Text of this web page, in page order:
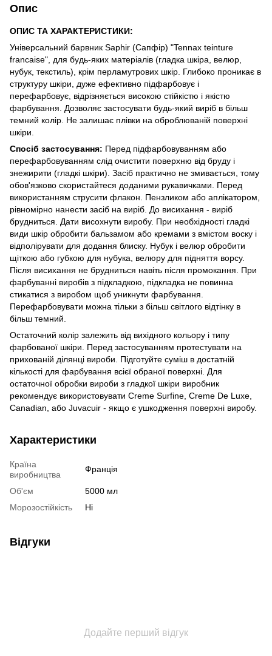
Опис
ОПИС ТА ХАРАКТЕРИСТИКИ:
Універсальний барвник Saphir (Сапфір) "Tennax teinture
francaise", для будь-яких матеріалів (гладка шкіра, велюр,
нубук, текстиль), крім перламутрових шкір. Глибоко проникає в
структуру шкіри, дуже ефективно підфарбовує і
перефарбовує, відрізняється високою стійкістю і якістю
фарбування. Дозволяє застосувати будь-який виріб в більш
темний колір. Не залишає плівки на оброблюваній поверхні
шкіри.
Спосіб застосування: Перед підфарбовуванням або
перефарбовуванням слід очистити поверхню від бруду і
знежирити (гладкі шкіри). Засіб практично не змивається, тому
обов'язково скористайтеся доданими рукавичками. Перед
використанням струсити флакон. Пензликом або аплікатором,
рівномірно нанести засіб на виріб. До висихання - виріб
брудниться. Дати висохнути виробу. При необхідності гладкі
види шкір обробити бальзамом або кремами з вмістом воску і
відполірувати для додання блиску. Нубук і велюр обробити
щіткою або губкою для нубука, велюру для підняття ворсу.
Після висихання не брудниться навіть після промокання. При
фарбуванні виробів з підкладкою, підкладка не повинна
стикатися з виробом щоб уникнути фарбування.
Перефарбовувати можна тільки з більш світлого відтінку в
більш темний.
Остаточний колір залежить від вихідного кольору і типу
фарбованої шкіри. Перед застосуванням протестувати на
прихованій ділянці вироби. Підготуйте суміш в достатній
кількості для фарбування всієї обраної поверхні. Для
остаточної обробки вироби з гладкої шкіри виробник
рекомендує використовувати Creme Surfine, Creme De Luxe,
Canadian, або Juvacuir - якщо є ушкодження поверхні виробу.
Характеристики
Країна
виробництва
Франція
Об'єм
5000 мл
Морозостійкість
Ні
Відгуки
Додайте перший відгук